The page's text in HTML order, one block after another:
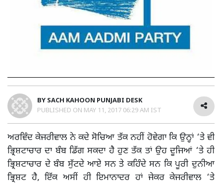
BY SACH KAHOON PUNJABI DESK
PUBLISHED ON MAY 11, 2017 06:29 AM IST
ਅਰਵਿੰਦ ਕੇਜਰੀਵਾਲ ਨੇ ਕਦੇ ਸੋਚਿਆ ਤੱਕ ਨਹੀਂ ਹੋਵੇਗਾ ਕਿ ਉਨ੍ਹਾਂ ‘ਤੇ ਵੀ
ਭ੍ਰਿਸ਼ਟਾਚਾਰ ਦਾ ਬੰਬ ਡਿੱਗ ਸਕਦਾ ਹੈ ਹੁਣ ਤੱਕ ਤਾਂ ਉਹ ਦੂਜਿਆਂ ‘ਤੇ ਹੀ
ਭ੍ਰਿਸ਼ਟਾਚਾਰ ਦੇ ਬੰਬ ਸੁੱਟਦੇ ਆਏ ਸਨ ਤੇ ਕਹਿੰਦੇ ਸਨ ਕਿ ਪੂਰੀ ਦੁਨੀਆ
ਭ੍ਰਿਸ਼ਟ ਹੈ, ਇੱਕ ਅਸੀਂ ਹੀ ਇਮਾਨਾਦਰ ਹਾਂ ਜੇਕਰ ਕੇਜਰੀਵਾਲ ‘ਤੇ